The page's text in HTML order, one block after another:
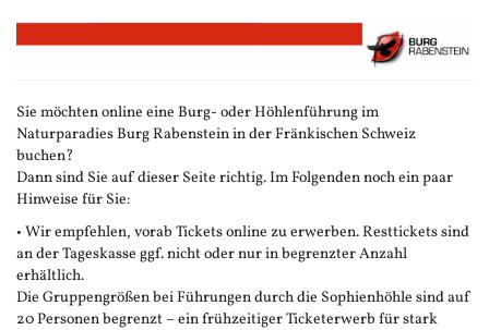
Zum
Haupt-
Sie möchten online eine Burg- oder Höhlenführung im
Naturparadies Burg Rabenstein in der Fränkischen Schweiz
buchen?
Dann sind Sie auf dieser Seite richtig. Im Folgenden noch ein paar
Hinweise für Sie:
• Wir empfehlen, vorab Tickets online zu erwerben. Resttickets sind
an der Tageskasse ggf. nicht oder nur in begrenzter Anzahl
erhältlich.
Die Gruppengrößen bei Führungen durch die Sophienhöhle sind auf
20 Personen begrenzt – ein frühzeitiger Ticketerwerb für stark